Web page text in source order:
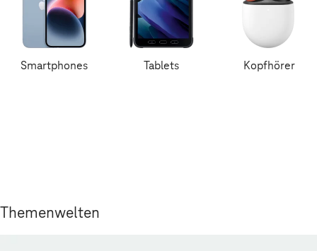
Smartphones Tablets Kopfhörer
Themenwelten